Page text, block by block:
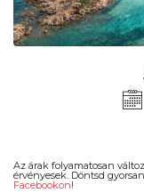
Az árak folyamatosan
érvényesek. Döntsd
Facebookon!